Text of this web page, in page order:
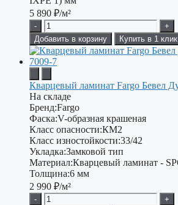
5 890 ₽/м²
-
+
Добавить в корзину
Купить в 1 клик
Кварцевый ламинат Fargo Бевел
На складе
Бренд:Fargo
Фаска:V-образная крашеная
Класс опасности:КМ2
Класс изностойкости:33/42
Укладка:Замковой тип
Материал:Кварцевый ламинат -
Толщина:6 мм
2 990 ₽/м²
-
+